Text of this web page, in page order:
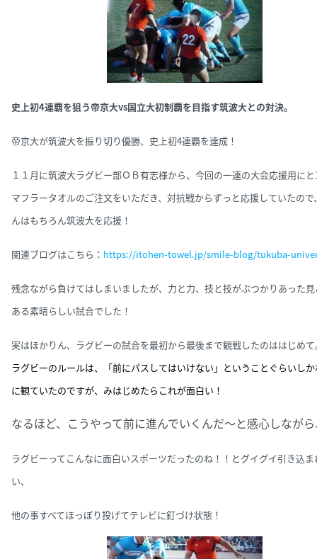
史上初4連覇を狙う帝京大vs国立大初制覇を目指す筑波大との対決。
帝京大が筑波大を振り切り優勝、史上初4連覇を達成！
１１月に筑波大ラグビー部ＯＢ有志様から、今回の一連の大会応援用に
マフラータオルのご注文をいただき、 対抗戦からずっと応援していたので
んはもちろん筑波大を応援！
関連ブログはこちら： https://itohen-towel.jp/smile-blog/tukuba-
残念ながら負けてはしまいましたが、力と力、技と技がぶつかりあった
ある素晴らしい試合でした！
実はほかりん、ラグビーの試合を最初から最後まで観戦したのははじめ
ラグビーのルールは、「前にパスしてはいけない」ということぐらいし
に観ていたのですが、みはじめたらこれが面白い！
なるほど、こうやって前に進んでいくんだ～と感心しなが
ラグビーってこんなに面白いスポーツだったのね！！とグイグイ引き込
い、
他の事すべてほっぽり投げてテレビに釘づけ状態！